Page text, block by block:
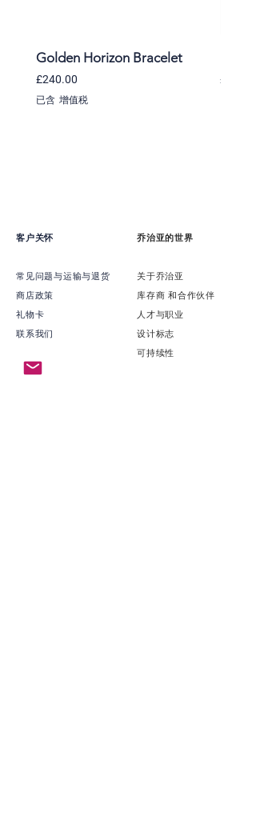
Golden Horizon Bracelet
價格
£240.00
已含 增值税
價格
£220.00
客户关怀
常见问题与运输与退货
商店政策
礼物卡
联系我们
乔治亚的世界
关于乔治亚
​库存商 和合作伙伴
​人才与职业
​设计标志
可持续性